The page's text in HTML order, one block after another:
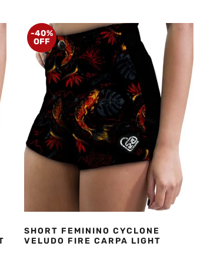
-40%
SHORT FEMININO CYCLONE
VELUDO FIRE CARPA LIGHT